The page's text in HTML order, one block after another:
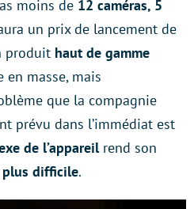
moins de 12 caméras, 5
un prix de lancement de
produit haut de gamme
en masse, mais
que la compagnie
prévu dans l’immédiat est
de l’appareilrend son
plus difficile.